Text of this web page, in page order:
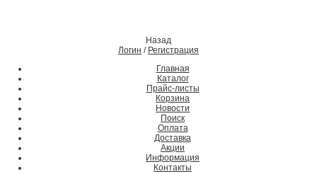
Назад
Логин / Регистрация
Главная
Каталог
Прайс-листы
Корзина
Новости
Поиск
Оплата
Доставка
Акции
Информация
Контакты